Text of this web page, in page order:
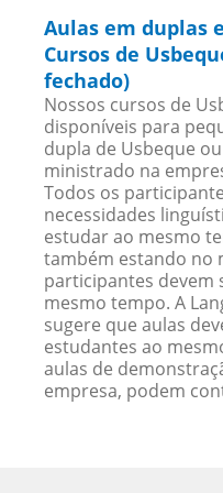
Aulas em duplas
Cursos de
fechado)
Nossos cursos de
disponíveis para
dupla de Usbeque
ministrado na
Todos os
necessidades
estudar ao mesmo
também estando no
participantes devem
mesmo tempo. A
sugere que aulas
estudantes ao
aulas de
empresa, podem